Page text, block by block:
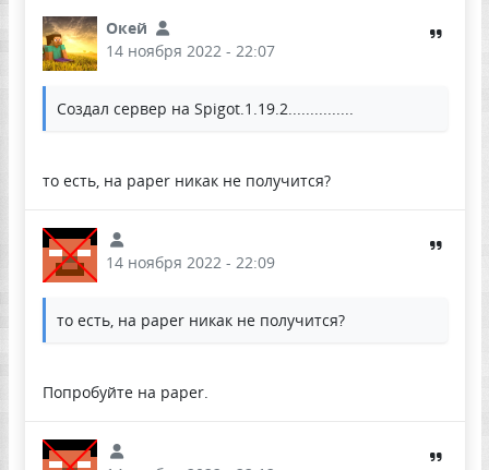
Окей
14 ноября 2022 - 22:07
Создал сервер на Spigot.1.19.2...............
то есть, на paper никак не получится?
14 ноября 2022 - 22:09
то есть, на paper никак не получится?
Попробуйте на paper.